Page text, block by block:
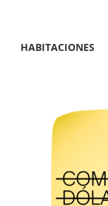
HABITACIONES